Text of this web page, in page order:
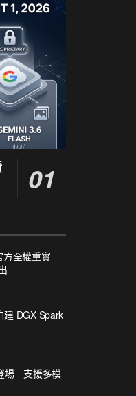
方全權重實
建 DGX Spark
場 支援多模